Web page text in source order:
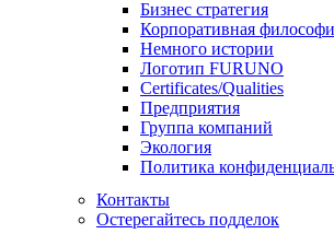
Бизнес стратегия
Корпоративная
Немного истории
Логотип FURUNO
Certificates/Qualities
Предприятия
Группа компаний
Экология
Политика
Контакты
Остерегайтесь подделок